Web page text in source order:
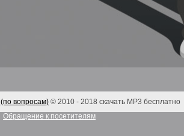
(по вопросам) © 2010 - 2018 скачать MP3 бесплатно
Обращение к посетителям